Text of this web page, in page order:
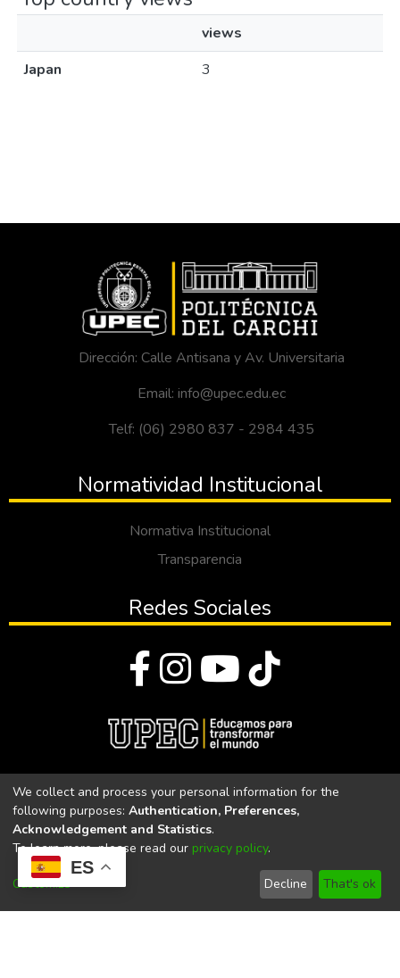
ES
views
Japan
3
Dirección: Calle Antisana y Av. Universitaria
Email: info@upec.edu.ec
Telf: (06) 2980 837 - 2984 435
Normatividad Institucional
Normativa Institucional
Transparencia
Redes Sociales
Universidad Politécnica Estatal del Carchi
Universidad Politécnica Estatal del Carchi | Acreditada por el
CACES Resolución N°. 160-SE-33-CACES-2020
We collect and process your personal information for the
following purposes: Authentication, Preferences,
Acknowledgement and Statistics.
To learn more, please read our privacy policy.
Customize Decline That's ok